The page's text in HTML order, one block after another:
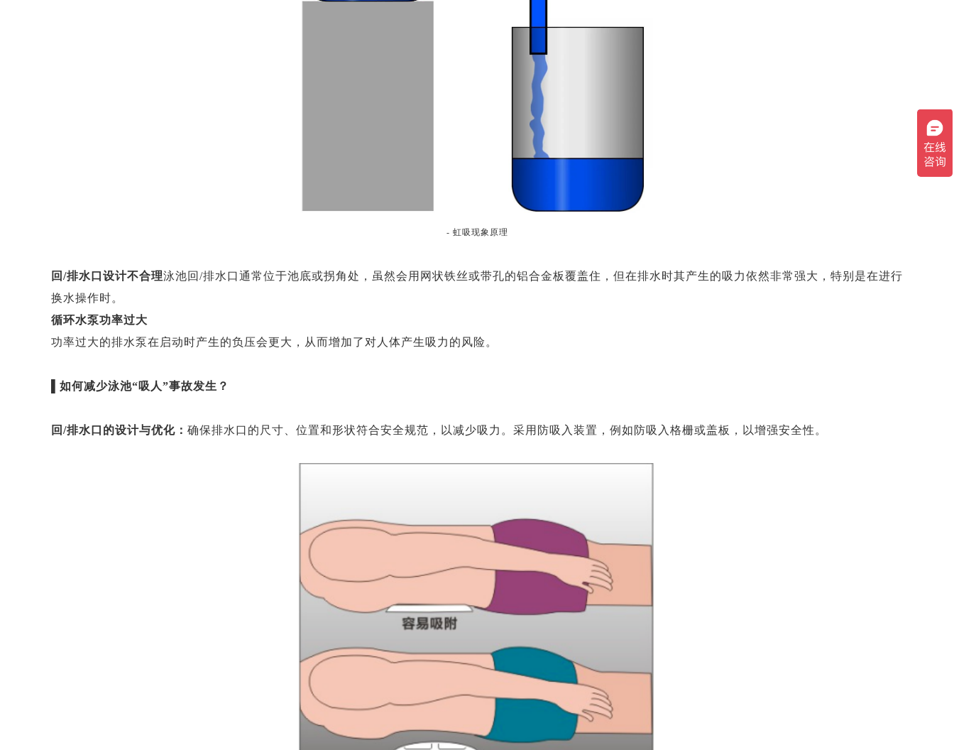
- 虹吸现象原理
回 /排水口设计不合理泳池回 /排水口通常位于池底或拐角处，虽然会用网状铁丝或带孔的铝合金板覆盖住，但在排水时其产生的吸力依然非常强大，特别是在进行
换水操作时。
循环水泵功率过大
功率过大的排水泵在启动时产生的负压会更大，从而增加了对人体产生吸力的风险。
▌如何减少泳池“吸人”事故发生？
回 /排水口的设计与优化： 确保排水口的尺寸、位置和形状符合安全规范，以减少吸力。采用防吸入装置，例如防吸入格栅或盖板，以增强安全性。